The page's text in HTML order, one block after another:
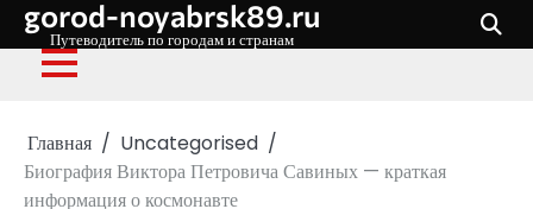
Перейти
содержимому
gorod-noyabrsk89.ru
Путеводитель по городам и странам
Главная
Uncategorised
Биография Виктора Петровича Савиных — краткая
информация о космонавте